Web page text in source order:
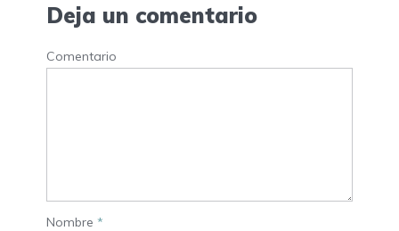
Deja un comentario
Comentario
Nombre *